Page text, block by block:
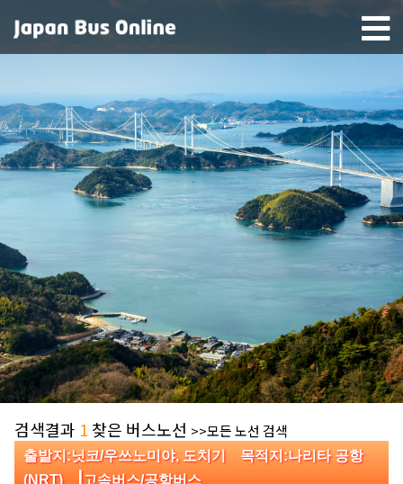
검색결과 1 찾은 버스노선 >>모든 노선 검색
출발지:닛코/우쓰노미야, 도치기 목적지:나리타 공항
(NRT) |고속버스/공항버스